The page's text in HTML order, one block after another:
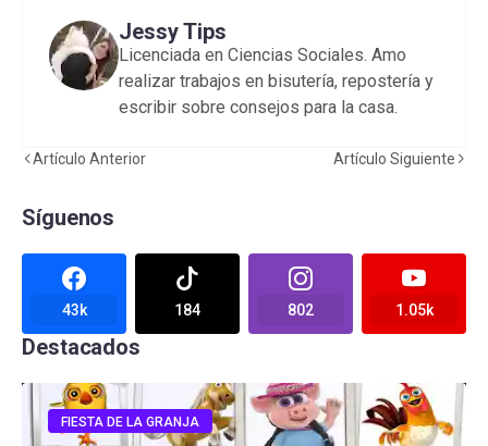
Jessy Tips
Licenciada en Ciencias Sociales. Amo
realizar trabajos en bisutería, repostería y
escribir sobre consejos para la casa.
Artículo Anterior Artículo Siguiente
Síguenos
43k 184 802 1.05k
Destacados
FIESTA DE LA GRANJA